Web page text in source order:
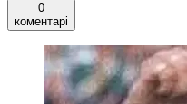
0
коментарі